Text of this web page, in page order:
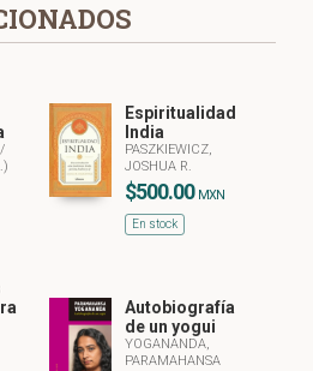
/
Espiritualidad
India
PASZKIEWICZ,
JOSHUA R.
$500.00 MXN
En stock
Autobiografía
de un yogui
YOGANANDA,
PARAMAHANSA